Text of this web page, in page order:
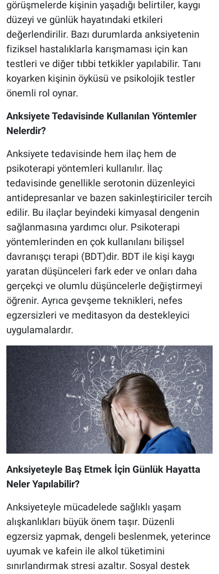
görüşmelerde kişinin yaşadığı belirtiler, kaygı
düzeyi ve günlük hayatındaki etkileri
değerlendirilir. Bazı durumlarda anksiyetenin
fiziksel hastalıklarla karışmaması için kan
testleri ve diğer tıbbi tetkikler yapılabilir. Tanı
koyarken kişinin öyküsü ve psikolojik testler
önemli rol oynar.
Anksiyete Tedavisinde Kullanılan Yöntemler
Nelerdir?
Anksiyete tedavisinde hem ilaç hem de
psikoterapi yöntemleri kullanılır. İlaç
tedavisinde genellikle serotonin düzenleyici
antidepresanlar ve bazen sakinleştiriciler tercih
edilir. Bu ilaçlar beyindeki kimyasal dengenin
sağlanmasına yardımcı olur. Psikoterapi
yöntemlerinden en çok kullanılanı bilişsel
davranışçı terapi (BDT)dir. BDT ile kişi kaygı
yaratan düşünceleri fark eder ve onları daha
gerçekçi ve olumlu düşüncelerle değiştirmeyi
öğrenir. Ayrıca gevşeme teknikleri, nefes
egzersizleri ve meditasyon da destekleyici
uygulamalardır.
Anksiyeteyle Baş Etmek İçin Günlük Hayatta
Neler Yapılabilir?
Anksiyeteyle mücadelede sağlıklı yaşam
alışkanlıkları büyük önem taşır. Düzenli
egzersiz yapmak, dengeli beslenmek, yeterince
uyumak ve kafein ile alkol tüketimini
sınırlandırmak stresi azaltır. Sosyal destek